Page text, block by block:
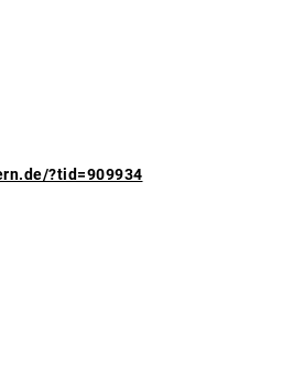
?tid=909934